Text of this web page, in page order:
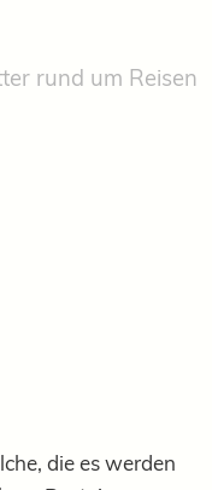
rund um Reisen
die es werden